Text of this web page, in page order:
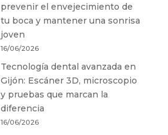
prevenir el envejecimiento de
tu boca y mantener una sonrisa
joven
16/06/2026
Tecnología dental avanzada en
Gijón: Escáner 3D, microscopio
y pruebas que marcan la
diferencia
16/06/2026